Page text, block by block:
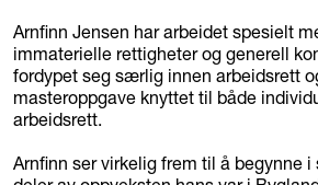
Arnfinn Jensen har arbeidet spesielt
immaterielle rettigheter og generell
fordypet seg særlig innen arbeidsrett
masteroppgave knyttet til både
arbeidsrett.
Arnfinn ser virkelig frem til å begynne